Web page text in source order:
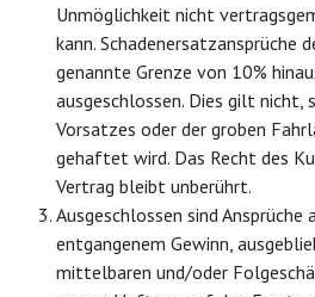
Unmöglichkeit nicht
kann. Schadenersatzansprüche
genannte Grenze von 10%
ausgeschlossen. Dies gilt nicht,
Vorsatzes oder der groben
gehaftet wird. Das Recht des
Vertrag bleibt unberührt.
Ausgeschlossen sind
entgangenem Gewinn,
mittelbaren und/oder